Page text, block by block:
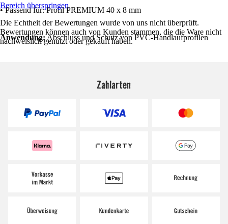
• Passend für: Profil PREMIUM 40 x 8 mm
Anwendung:Abschluss und Schutz von PVC-Handlaufprofilen
Bereich überspringen
Die Echtheit der Bewertungen wurde von uns nicht überprüft.
Bewertungen können auch von Kunden stammen, die die Ware nicht
nachweislich genutzt oder gekauft haben.
Zahlarten